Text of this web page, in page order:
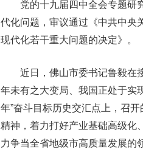
党的十九届四中全会专题研究
代化问题，审议通过《中共中央
现代化若干重大问题的决定》。
近日，佛山市委书记鲁毅在接
年未有之大变局、我国正处于实
年”奋斗目标历史交汇点上，召
精神，着力打好产业基础高级化
力争当全省地级市高质量发展的